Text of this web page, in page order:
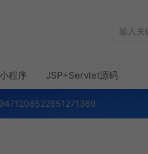
小程序 JSP+Servlet源码